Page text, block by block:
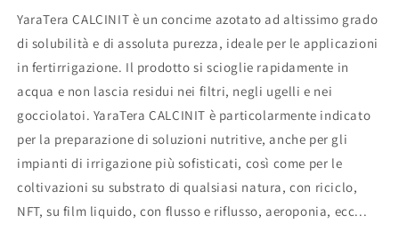
di
solubilità
e
di
assoluta
purezza,
ideale
per
le
applicazioni
in
grado
di
solubilità
e
di
purezza,
ideale
per
le
applicazioni
in
YaraTera CALCINIT è un concime azotato ad altissimo grado
di solubilità e di assoluta purezza, ideale per le applicazioni
in fertirrigazione. Il prodotto si scioglie rapidamente in
acqua e non lascia residui nei filtri, negli ugelli e nei
gocciolatoi. YaraTera CALCINIT è particolarmente indicato
per la preparazione di soluzioni nutritive, anche per gli
impianti di irrigazione più sofisticati, così come per le
coltivazioni su substrato di qualsiasi natura, con riciclo,
NFT, su film liquido, con flusso e riflusso, aeroponia, ecc...